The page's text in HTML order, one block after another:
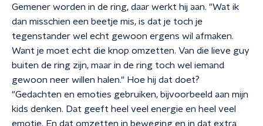
Gemener worden in de ring, daar werkt hij aan. "Wat ik
dan misschien een beetje mis, is dat je toch je
tegenstander wel echt gewoon ergens wil afmaken.
Want je moet echt die knop omzetten. Van die lieve guy
buiten de ring zijn, maar in de ring toch wel iemand
gewoon neer willen halen." Hoe hij dat doet?
"Gedachten en emoties gebruiken, bijvoorbeeld aan mijn
kids denken. Dat geeft heel veel energie en heel veel
emotie. En dat omzetten in beweging en in dat extra